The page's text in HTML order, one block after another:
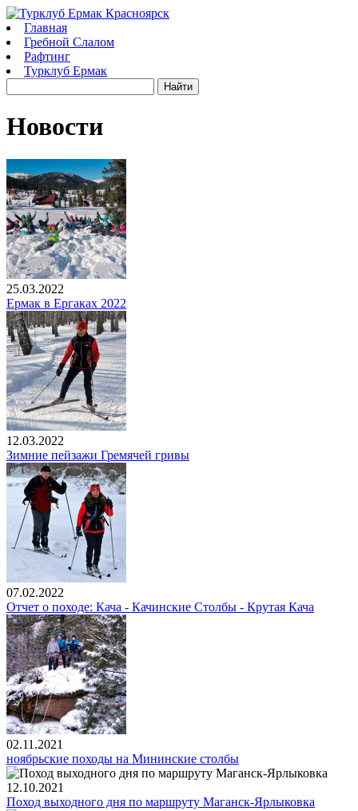
Главная
Гребной Слалом
Рафтинг
Турклуб Ермак
Новости
25.03.2022
Ермак в Ергаках 2022
12.03.2022
Зимние пейзажи Гремячей гривы
07.02.2022
Отчет о походе: Кача - Качинские Столбы - Крутая Кача
02.11.2021
ноябрьские походы на Мининские столбы
12.10.2021
Поход выходного дня по маршруту Маганск-Ярлыковка